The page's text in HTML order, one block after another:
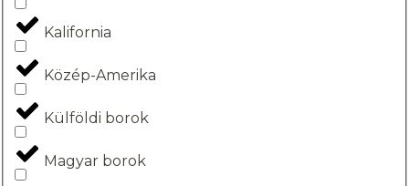
Kalifornia
Közép-Amerika
Külföldi borok
Magyar borok